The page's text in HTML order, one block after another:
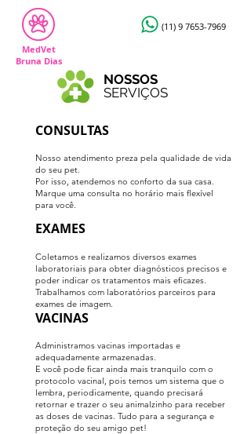
(11) 9 7653-7969
MedVet
Bruna Dias
NOSSOS
SERVIÇOS
CONSULTAS
Nosso atendimento preza pela qualidade de vida
do seu pet.
Por isso, atendemos no conforto da sua casa.
Marque uma consulta no horário mais flexível
para você.
EXAMES
Coletamos e realizamos diversos exames
laboratoriais para obter diagnósticos precisos e
poder indicar os tratamentos mais eficazes.
Trabalhamos com laboratórios parceiros para
exames de imagem.
VACINAS
Administramos vacinas importadas e
adequadamente armazenadas.
E você pode ficar ainda mais tranquilo com o
protocolo vacinal, pois temos um sistema que o
lembra, periodicamente, quando precisará
retornar e trazer o seu animalzinho para receber
as doses de vacinas. Tudo para a segurança e
proteção do seu amigo pet!